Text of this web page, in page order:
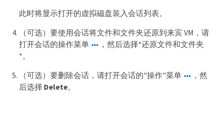
此时将显示打开的虚拟磁盘装入会话列表。
（可选）要使用会话将文件和文件夹还原到来宾 VM，请
打开会话的操作菜单
，然后选择*还原文件和文件夹
*。
（可选）要删除会话，请打开会话的"操作"菜单
，然
后选择 Delete。